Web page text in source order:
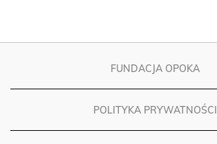
FUNDACJA OPOKA
POLITYKA PRYWATNOŚCI